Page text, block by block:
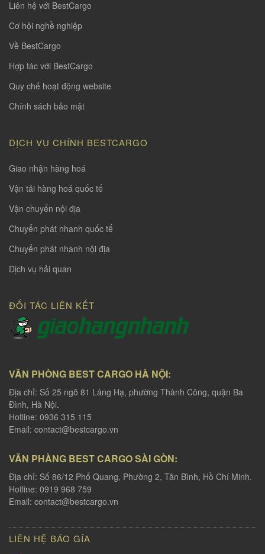
Liên hệ với BestCargo
Cơ hội nghề nghiệp
Về BestCargo
Hợp tác với BestCargo
Quy chế hoạt động website
Chính sách bảo mật
DỊCH VỤ CHÍNH BESTCARGO
Giao nhận hàng hoá
Vận tải hàng hoá quốc tế
Vận chuyển nội địa
Chuyển phát nhanh quốc tế
Chuyển phát nhanh nội địa
Dịch vụ hải quan
ĐỐI TÁC LIÊN KẾT
VĂN PHÒNG BEST CARGO HÀ NỘI:
Địa chỉ: Số 25 ngõ 81 Láng Hạ, phường Thành Công, quận Ba
Đình, Hà Nội.
Hotline: 0936 315 115
Email: contact@bestcargo.vn
VĂN PHÀNG BEST CARGO SÀI GÒN:
Địa chỉ: Số 86/12 Phổ Quang, Phường 2, Tân Bình, Hồ Chí Minh.
Hotline: 0919 968 759
Email: contact@bestcargo.vn
LIÊN HỆ BÁO GÍA